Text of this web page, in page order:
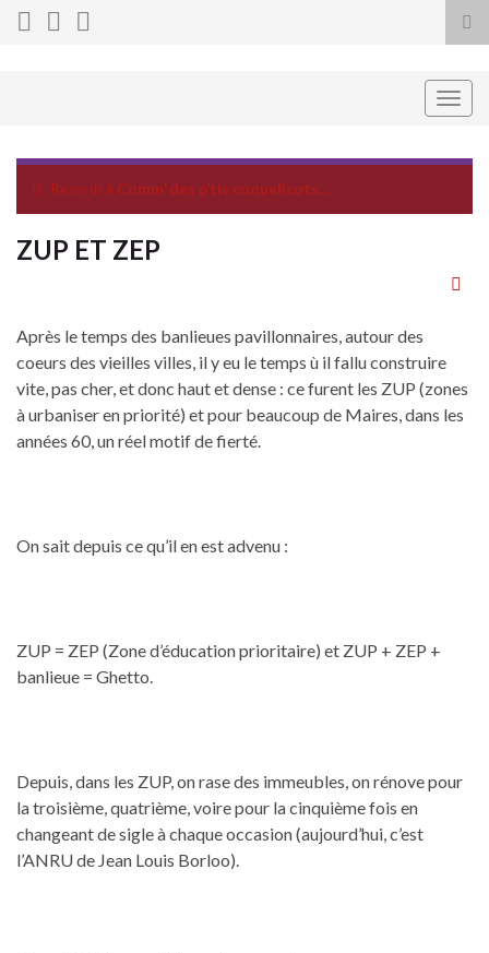
Revenir à Comm’ des p’tis coquelicots…
ZUP ET ZEP
Après le temps des banlieues pavillonnaires, autour des
coeurs des vieilles villes, il y eu le temps ù il fallu construire
vite, pas cher, et donc haut et dense : ce furent les ZUP (zones
à urbaniser en priorité) et pour beaucoup de Maires, dans les
années 60, un réel motif de fierté.
On sait depuis ce qu’il en est advenu :
ZUP = ZEP (Zone d’éducation prioritaire) et ZUP + ZEP +
banlieue = Ghetto.
Depuis, dans les ZUP, on rase des immeubles, on rénove pour
la troisième, quatrième, voire pour la cinquième fois en
changeant de sigle à chaque occasion (aujourd’hui, c’est
l’ANRU de Jean Louis Borloo).